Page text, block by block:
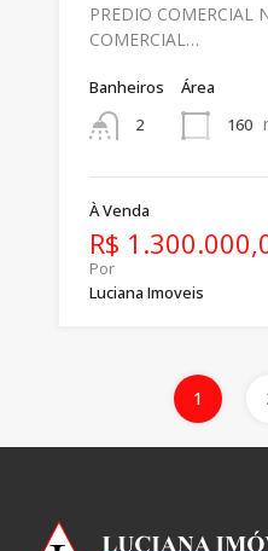
PREDIO COMERCIAL
COMERCIAL…
Banheiros
2
Área
160
À Venda
R$
Por
Luciana Imoveis
1